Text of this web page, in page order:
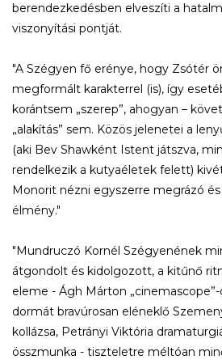
berendezkedésben elveszíti a
viszonyítási pontját.
"A Szégyen fő erénye, hogy Zsótér
megformált karakterrel (is), így
korántsem „szerep”, ahogyan –
„alakítás” sem. Közös jelenetei a
(aki Bev Shawként Istent játszva,
rendelkezik a kutyaéletek felett)
Monorit nézni egyszerre megrázó
élmény."
"Mundruczó Kornél Szégyenének
átgondolt és kidolgozott, a kitűnő
eleme - Ágh Márton
dormát bravúrosan eléneklő
kollázsa, Petrányi Viktória
összmunka - tiszteletre méltóan